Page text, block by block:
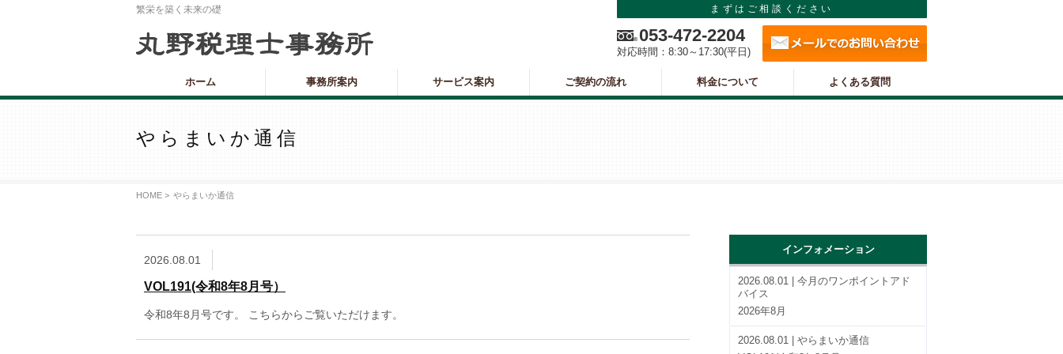
繁栄を築く未来の礎 まずはご相談ください
053-472-2204
対応時間： 8:30～17:30(平日)
ホーム 事務所案内 サービス案内 ご契約の流れ 料金について よくある質問
やらまいか通信
HOME > やらまいか通信
2026.08.01
VOL191(令和8年8月号）
令和8年8月号です。 こちらからご覧いただけます。
インフォメーション
2026.08.01 | 今月のワンポイントアド
バイス
2026年8月
2026.08.01 | やらまいか通信